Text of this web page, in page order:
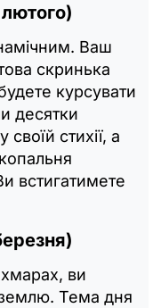
лютого)
Ваш
скринька
курсувати
десятки
стихії, а
встигатимете
ви
землю. Тема дня